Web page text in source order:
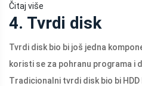
Čitaj više
4. Tvrdi disk
Tvrdi disk bio bi još jedna
koristi se za pohranu programa i
Tradicionalni tvrdi disk bio bi